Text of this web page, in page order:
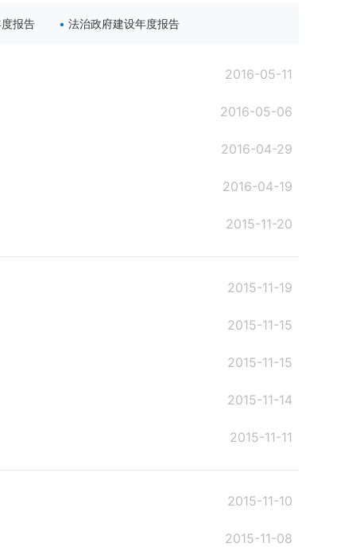
报告 法治政府建设年度报告
2016-05-11
2016-05-06
2016-04-29
2016-04-19
2015-11-20
2015-11-19
2015-11-15
2015-11-15
2015-11-14
2015-11-11
2015-11-10
2015-11-08